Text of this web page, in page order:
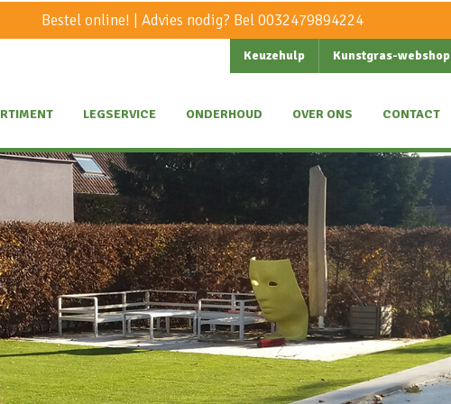
Bestel online! | Advies nodig? Bel0032479894224
Keuzehulp Kunstgras-webshop
LEGSERVICE ONDERHOUD OVER ONS CONTACT